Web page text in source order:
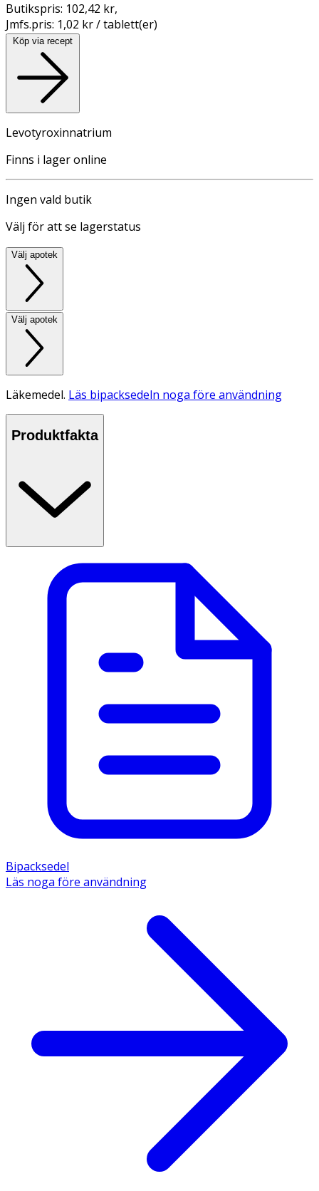
Butikspris: 102,42 kr,
Jmfs.pris: 1,02 kr / tablett(er)
Köp via recept
Levotyroxinnatrium
Finns i lager online
Ingen vald butik
Välj för att se lagerstatus
Välj apotek
Välj apotek
Läkemedel. Läs bipacksedeln noga före användning
Produktfakta
Bipacksedel
Läs noga före användning